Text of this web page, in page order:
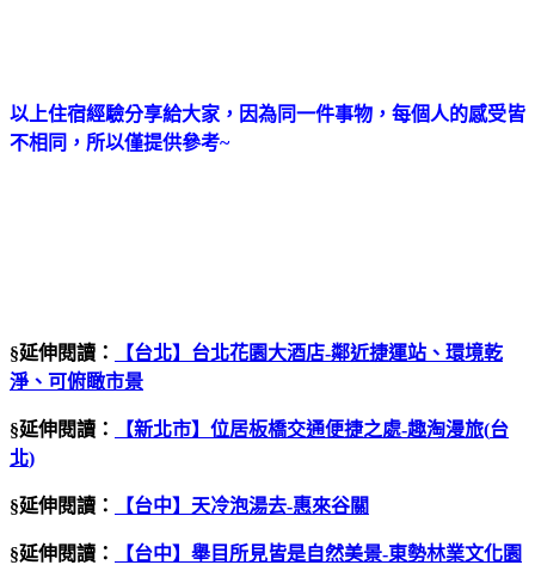
以上住宿經驗分享給大家，因為同一件事物，每個人的感受皆
不相同，所以僅提供參考~
§延伸閱讀： 【台北】台北花園大酒店-鄰近捷運站、環境乾
淨、可俯瞰市景
§延伸閱讀： 【新北市】位居板橋交通便捷之處-趣淘漫旅(台
北)
§延伸閱讀： 【台中】天冷泡湯去-惠來谷關
§延伸閱讀： 【台中】舉目所見皆是自然美景-東勢林業文化園